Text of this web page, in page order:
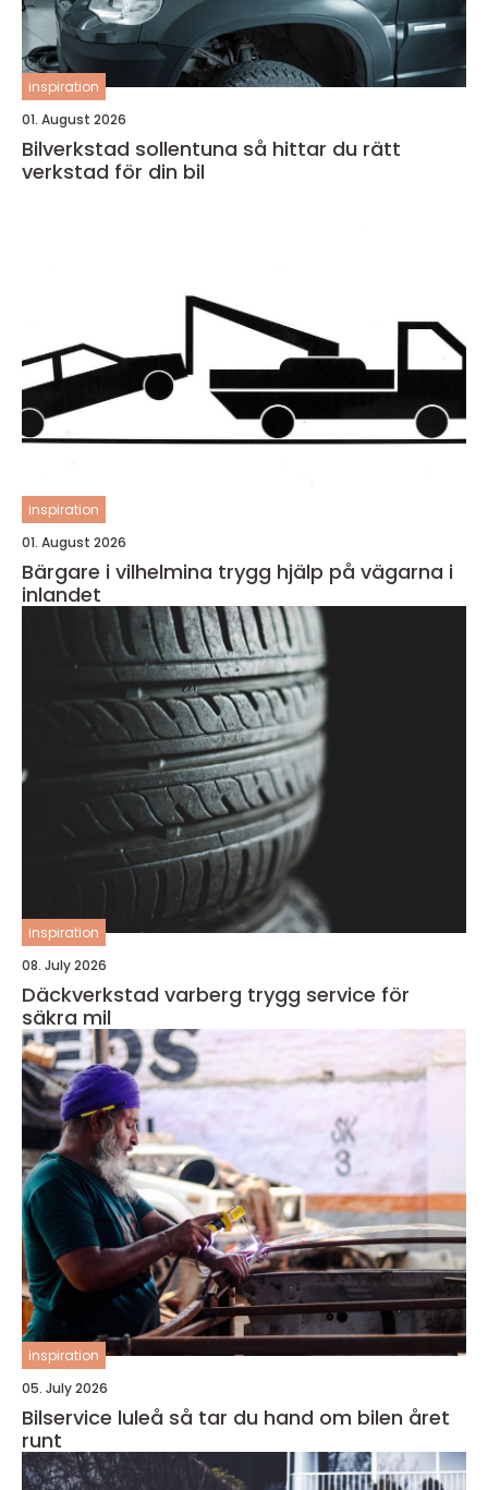
inspiration
01. August 2026
Bilverkstad sollentuna så hittar du rätt
verkstad för din bil
inspiration
01. August 2026
Bärgare i vilhelmina trygg hjälp på vägarna i
inlandet
inspiration
08. July 2026
Däckverkstad varberg trygg service för
säkra mil
inspiration
05. July 2026
Bilservice luleå så tar du hand om bilen året
runt